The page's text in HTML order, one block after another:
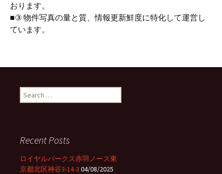
おります。
■③ 物件写真の量と質、情報更新鮮度に特化して運営し
ています。
e
h
f
o
Recent Posts
ロイヤルパークス赤羽ノース東
京都北区神谷3-14-3 04/08/2025